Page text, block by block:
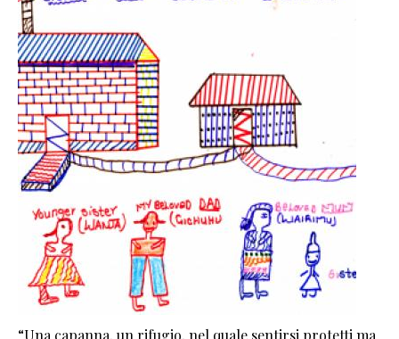
“Una capanna, un rifugio, nel quale sentirsi protetti ma